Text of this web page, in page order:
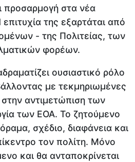
προσαρμογή στα νέα
της εξαρτάται από
- της Πολιτείας, των
φορέων.
ουσιαστικό ρόλο
με τεκμηριωμένες
στην αντιμετώπιση των
των ΕΟΑ. Το ζητούμενο
σχέδιο, διαφάνεια και
τον πολίτη. Μόνο
και θα ανταποκρίνεται